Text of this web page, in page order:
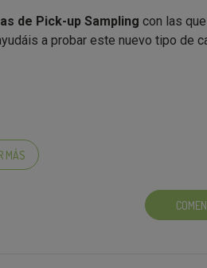
de Pick-up Sampling con las
a probar este nuevo tipo de
recogida cerca de tu casa,
MÁS